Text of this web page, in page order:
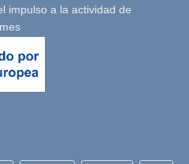
impulso a la actividad de